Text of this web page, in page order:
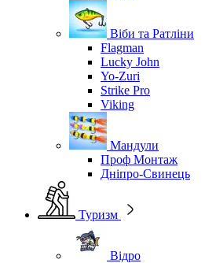
Віби та Ратліни
Flagman
Lucky John
Yo-Zuri
Strike Pro
Viking
Мандули
Проф Монтаж
Дніпро-Свинець
Туризм
Відро